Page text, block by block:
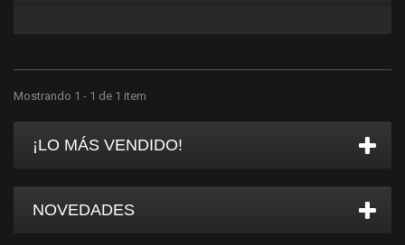
Mostrando 1 - 1 de 1 item
¡LO MÁS VENDIDO!
NOVEDADES